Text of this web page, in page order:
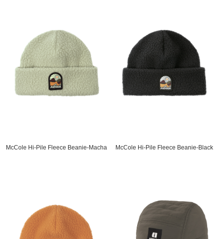
McCole Hi-Pile Fleece Beanie-Macha McCole Hi-Pile Fleece Beanie-Black